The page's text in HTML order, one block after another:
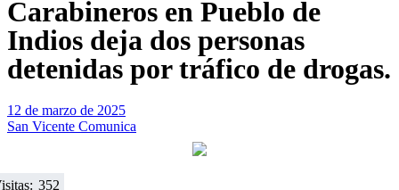
Carabineros en Pueblo de
Indios deja dos personas
detenidas por tráfico de drogas.
12 de marzo de 2025
San Vicente Comunica
352